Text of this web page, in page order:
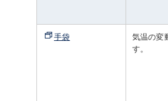
手袋
気温の変
す。